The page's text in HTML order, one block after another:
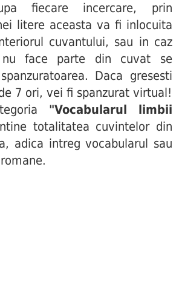
fiecare incercare, prin
litere aceasta va fi inlocuita
cuvantului, sau in caz
nu face parte din cuvat se
Daca gresesti
7 ori, vei fi spanzurat virtual!
"Vocabularul limbii
totalitatea cuvintelor din
adica intreg vocabularul sau